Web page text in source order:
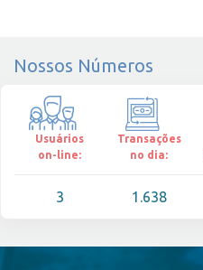
Nossos Números
Usuários
on-line:
Transações
no dia:
3 1.638